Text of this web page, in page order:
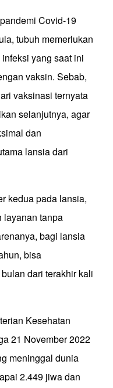
Covid-19
tubuh memerlukan
yang saat ini
vaksin. Sebab,
vaksinasi ternyata
selanjutnya, agar
dan
lansia dari
kedua pada lansia,
layanan tanpa
bagi lansia
bisa
dari terakhir kali
Kesehatan
21 November 2022
meninggal dunia
2.449 jiwa dan